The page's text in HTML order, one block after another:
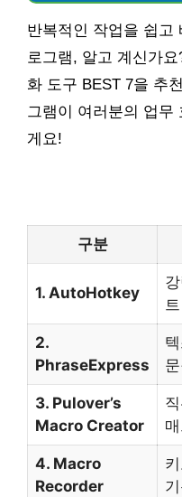
반복적인 작업을 쉽고
로그램, 알고 계신가
화 도구 BEST 7을 추
그램이 여러분의 업무
게요!
구분
1. AutoHotkey
2.
PhraseExpress
3. Pulover’s
Macro Creator
4. Macro
Recorder